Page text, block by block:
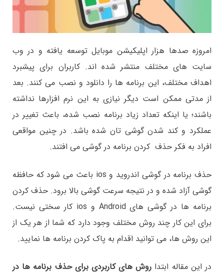
امروزه صدها هزار اپلیکیشن موبایل توسعه یافته و در وب
سایت های مختلف منتشر شده اند. کاربران برای پیشبرد
اهداف مختلف، این برنامه ها را دانلود و نصب می کنند. بعد
از مدتی ممکن است دیگر نیازی به این نرم افزارها نداشته
باشند؛ یا اینکه تعداد زیاد برنامه نصب شده، باعث تغییر در
عملکرد و کند شدن گوشی تان شده باشد. در چنین مواقعی
افراد به فکر حذف کردن برنامه در گوشی می افتند.
حذف برنامه در گوشی اندروید و ios باعث می شود که حافظه
گوشی آزاد شده و در نتیجه سرعت گوشی بالا برود. حذف کردن
برنامه ها در گوشی های Android و ios کار سختی نیست.
برای این کار چند روش مختلف وجود دارد که شما از هر یک از
این روش ها، می توانید اقدام به پاک کردن برنامه ها نمایید.
در این مقاله ابتدا روش های کاربردی برای حذف برنامه ها در